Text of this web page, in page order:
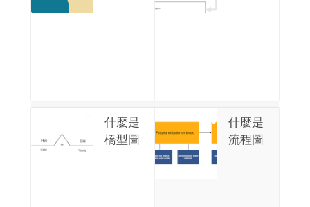
什麼是
橋型圖
什麼是
流程圖